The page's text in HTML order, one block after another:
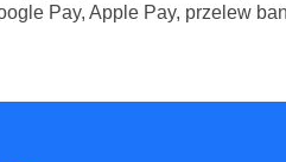
Pay, Apple Pay, przelew